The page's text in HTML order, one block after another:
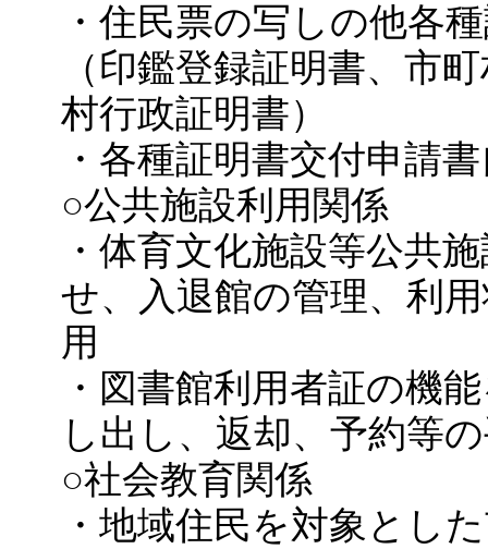
・住民票の写しの他各
（印鑑登録証明書、市
村行政証明書）
・各種証明書交付申請
○公共施設利用関係
・体育文化施設等公共
せ、入退館の管理、利
用
・図書館利用者証の機
し出し、返却、予約等
○社会教育関係
・地域住民を対象とし